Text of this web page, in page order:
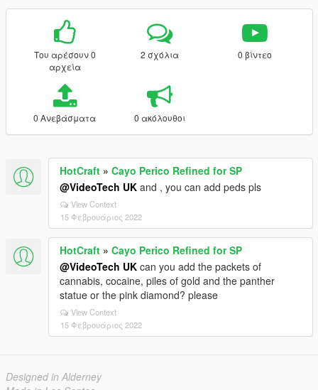
Του αρέσουν 0
αρχεία
2 σχόλια 0 βίντεο
0 Ανεβάσματα 0 ακόλουθοι
HotCraft » Cayo Perico Refined for SP
@VideoTech UK and , you can add peds pls
View Context
15 Φεβρουάριος 2022
HotCraft » Cayo Perico Refined for SP
@VideoTech UK can you add the packets of
cannabis, cocaine, piles of gold and the panther
statue or the pink diamond? please
View Context
15 Φεβρουάριος 2022
Designed in Alderney